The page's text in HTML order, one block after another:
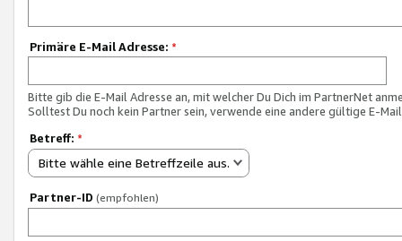
Primäre E-Mail Adresse: *
Bitte gib die E-Mail Adresse an, mit welcher Du Dich im PartnerNet
Solltest Du noch kein Partner sein, verwende eine andere gültige E-
Betreff: *
Bitte wähle eine Betreffzeile aus.
Partner-ID (empfohlen)